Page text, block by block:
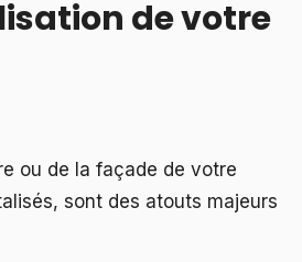
de votre
ou de la façade de votre
sont des atouts majeurs